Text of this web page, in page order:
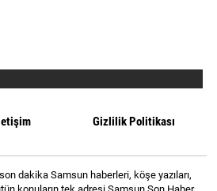
Gizlilik Politikası
dakika Samsun haberleri, köşe yazıları,